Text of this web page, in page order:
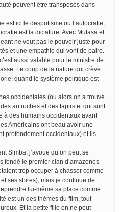
peuvent être transposés dans
est ici le despotisme ou l’autocratie,
est la dictature. Avec Mufasa et
ne veut pas le pouvoir juste pour
et une empathie qui vont de paire.
aussi valable pour le ministre de
Le coup de la nature qui crève
quand le système politique est
occidentales (ou alors on a trouvé
autruches et des tapirs et qui sont
à des humains occidentaux avant
Américains ont beau avoir une
profondément occidentaux) et ils
Simba, j’avoue qu’on peut se
fondé le premier clan d’amazones
trop occuper à chasser comme
ses sbires), mais je continue de
lui-même sa place comme
est un des thèmes du film, tout
Et la petite fille on ne peut